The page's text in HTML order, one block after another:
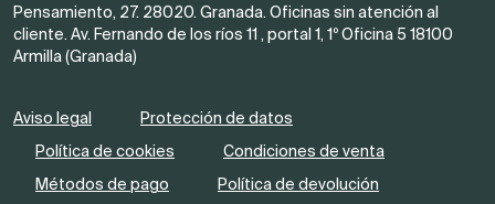
Pensamiento, 27. 28020. Granada. Oficinas sin atención al
cliente. Av. Fernando de los ríos 11 , portal 1, 1º Oficina 5 18100
Armilla (Granada)
Aviso legal
Protección de datos
Política de cookies
Condiciones de venta
Métodos de pago
Política de devolución